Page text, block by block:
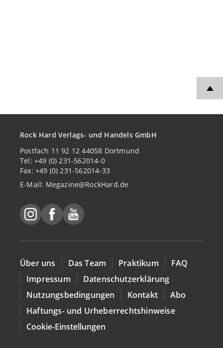
Rock Hard Verlags- und Handels GmbH
Postfach 11 92 12 44058 Dortmund
Tel: +49 (0) 231-562014-0
Fax: +49 (0) 231-562014-33
E-Mail: Megazine@RockHard.de
Über uns Das Team Praktikum
FAQ
Impressum
Datenschutzerklärung
Nutzungsbedingungen
Kontakt
Abo
Haftungs- und Urheberrechtshinweise
Cookie-Einstellungen